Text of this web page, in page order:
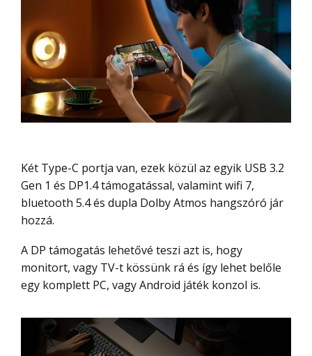
Két Type-C portja van, ezek közül az egyik USB 3.2
Gen 1 és DP1.4 támogatással, valamint wifi 7,
bluetooth 5.4 és dupla Dolby Atmos hangszóró jár
hozzá.
A DP támogatás lehetővé teszi azt is, hogy
monitort, vagy TV-t kössünk rá és így lehet belőle
egy komplett PC, vagy Android játék konzol is.